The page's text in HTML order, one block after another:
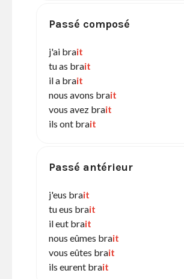
Passé composé
j'ai brait
tu as brait
il a brait
nous avons brait
vous avez brait
ils ont brait
Passé antérieur
j'eus brait
tu eus brait
il eut brait
nous eûmes brait
vous eûtes brait
ils eurent brait